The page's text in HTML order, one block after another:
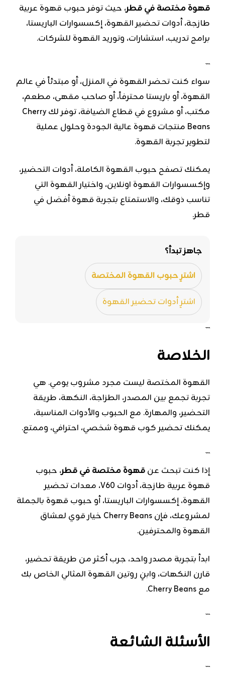
قهوة مختصة في قطر، حيث توفر حبوب قهوة عربية
طازجة، أدوات تحضير القهوة، إكسسوارات الباريستا،
برامج تدريب، استشارات، وتوريد القهوة للشركات.
سواء كنت تحضر القهوة في المنزل، أو مبتدئاً في عالم
القهوة، أو باريستا محترفاً، أو صاحب مقهى، مطعم،
مكتب، أو مشروع في قطاع الضيافة، توفر لك Cherry
Beans منتجات قهوة عالية الجودة وحلول عملية
لتطوير تجربة القهوة.
يمكنك تصفح حبوب القهوة الكاملة، أدوات التحضير،
وإكسسوارات القهوة اونلاين، واختيار القهوة التي
تناسب ذوقك، والاستمتاع بتجربة قهوة أفضل في
قطر.
جاهز تبدأ؟
اشترِ حبوب القهوة المختصة
اشترِ أدوات تحضير القهوة
الخلاصة
القهوة المختصة ليست مجرد مشروب يومي. هي
تجربة تجمع بين المصدر، الطزاجة، النكهة، طريقة
التحضير، والمهارة. مع الحبوب والأدوات المناسبة،
يمكنك تحضير كوب قهوة شخصي، احترافي، وممتع.
إذا كنت تبحث عن قهوة مختصة في قطر، حبوب
قهوة عربية طازجة، أدوات V60، معدات تحضير
القهوة، إكسسوارات الباريستا، أو حبوب قهوة بالجملة
لمشروعك، فإن Cherry Beans خيار قوي لعشاق
القهوة والمحترفين.
ابدأ بتجربة مصدر واحد، جرب أكثر من طريقة تحضير،
قارن النكهات، وابنِ روتين القهوة المثالي الخاص بك
الأسئلة الشائعة